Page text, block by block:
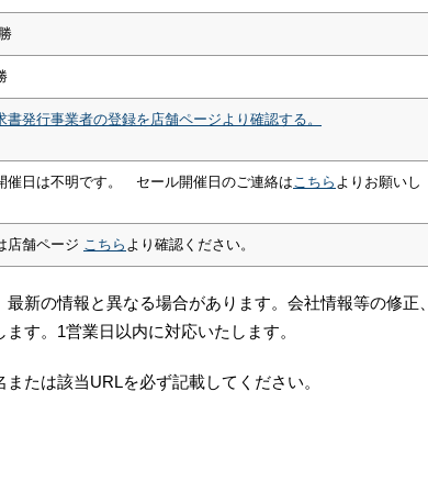
書発行事業者の登録を店舗ページより確認する。
催日は不明です。 セール開催日のご連絡は こちら よりお願いし
店舗ページ こちら より確認ください。
新の情報と異なる場合があります。会社情報等の修正、
す。1営業日以内に対応いたします。
たは該当URLを必ず記載してください。